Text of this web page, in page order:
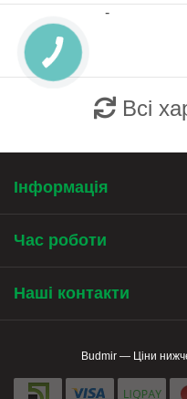
-
Всі
Інформація
Час роботи
Наші контакти
Budmir — Ціни